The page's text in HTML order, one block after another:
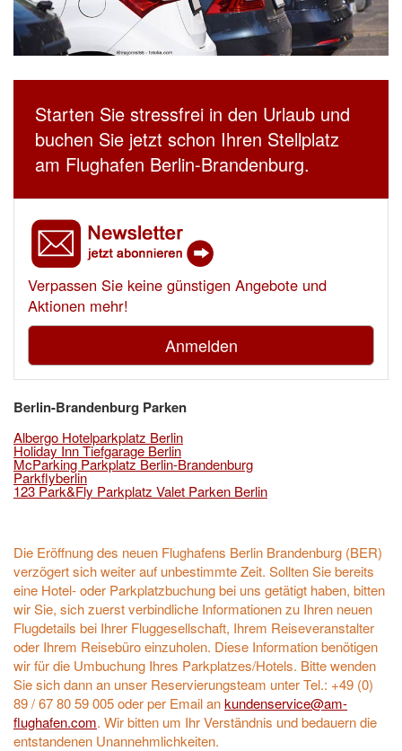
Starten Sie stressfrei in den Urlaub und
buchen Sie jetzt schon Ihren Stellplatz
am Flughafen Berlin-Brandenburg.
Verpassen Sie keine günstigen Angebote und
Aktionen mehr!
Anmelden
Berlin-Brandenburg Parken
Albergo Hotelparkplatz Berlin
Holiday Inn Tiefgarage Berlin
McParking Parkplatz Berlin-Brandenburg
Parkflyberlin
123 Park&Fly Parkplatz Valet Parken Berlin
Die Eröffnung des neuen Flughafens Berlin Brandenburg (BER)
verzögert sich weiter auf unbestimmte Zeit. Sollten Sie bereits
eine Hotel- oder Parkplatzbuchung bei uns getätigt haben, bitten
wir Sie, sich zuerst verbindliche Informationen zu Ihren neuen
Flugdetails bei Ihrer Fluggesellschaft, Ihrem Reiseveranstalter
oder Ihrem Reisebüro einzuholen. Diese Information benötigen
wir für die Umbuchung Ihres Parkplatzes/Hotels. Bitte wenden
Sie sich dann an unser Reservierungsteam unter Tel.: +49 (0)
89 / 67 80 59 005 oder per Email ankundenservice@am-
flughafen.com. Wir bitten um Ihr Verständnis und bedauern die
entstandenen Unannehmlichkeiten.